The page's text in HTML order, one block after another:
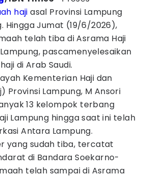
haji asal Provinsi Lampung
Hingga Jumat (19/6/2026),
telah tiba di Asrama Haji
pascamenyelesaikan
di Arab Saudi.
Kementerian Haji dan
Provinsi Lampung, M Ansori
13 kelompok terbang
Lampung hingga saat ini telah
Antara Lampung.
yang sudah tiba, tercatat
di Bandara Soekarno-
telah sampai di Asrama